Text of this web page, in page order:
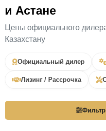
и Астане
Цены официального
Казахстану
Официальный дилер
Лизинг / Рассрочка